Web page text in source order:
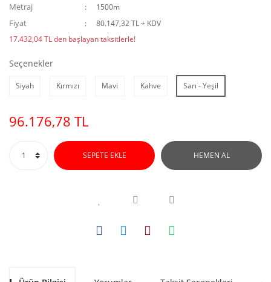
Metraj 1500m
Fiyat
80.147,32 TL + KDV
17.432,04 TL den başlayan taksitlerle!
Seçenekler
Siyah Kırmızı Mavi Kahve Sarı - Yeşil
96.176,78 TL
SEPETE EKLE HEMEN AL